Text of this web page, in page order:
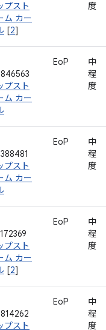
プスト
ム カー
[2]
度
プスト
ム カー
EoP
中
程
度
プスト
ム カー
EoP
中
程
度
プスト
ム カー
[2]
EoP
中
程
度
プスト
EoP
中
程
度